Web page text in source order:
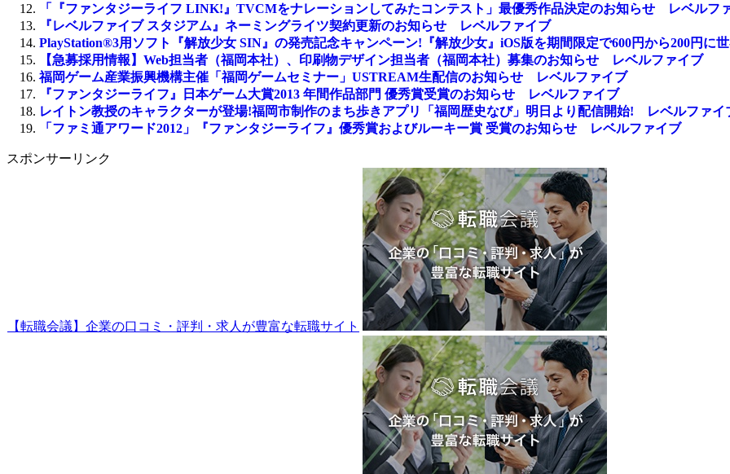
「『ファンタジーライフ LINK!』TVCMをナレーションしてみたコンテスト」最優秀作品決定のお知らせ レベルフ
『レベルファイブ スタジアム』ネーミングライツ契約更新のお知らせ レベルファイブ
PlayStation®3用ソフト『解放少女 SIN』の発売記念キャンペーン!『解放少女』iOS版を期間限定で600円から200円
【急募採用情報】Web担当者（福岡本社）、印刷物デザイン担当者（福岡本社）募集のお知らせ レベルファイブ
福岡ゲーム産業振興機構主催「福岡ゲームセミナー」USTREAM生配信のお知らせ レベルファイブ
『ファンタジーライフ』日本ゲーム大賞2013 年間作品部門 優秀賞受賞のお知らせ レベルファイブ
レイトン教授のキャラクターが登場!福岡市制作のまち歩きアプリ「福岡歴史なび」明日より配信開始! レベルファイ
「ファミ通アワード2012」『ファンタジーライフ』優秀賞およびルーキー賞 受賞のお知らせ レベルファイブ
スポンサーリンク
【転職会議】企業の口コミ・評判・求人が豊富な転職サイト